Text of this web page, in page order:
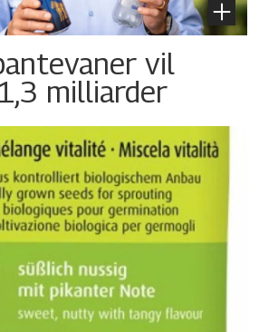
vil
milliarder